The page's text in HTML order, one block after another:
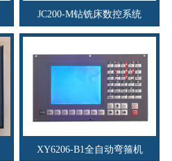
JC200-M钻铣床数控系统
XY6206-B1全自动弯箍机